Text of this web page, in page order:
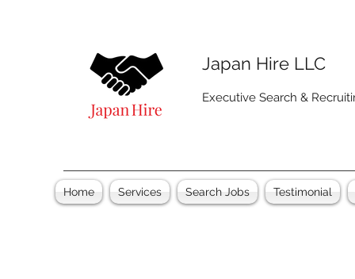
Japan Hire LLC
Executive Search &
Home Services Search Jobs Testimonial